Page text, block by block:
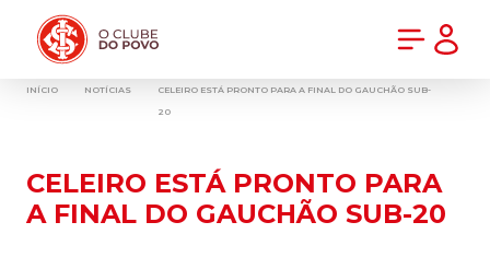
INÍCIO NOTÍCIAS
CELEIRO ESTÁ PRONTO PARA A FINAL DO GAUCHÃO SUB-
20
CELEIRO ESTÁ PRONTO PARA
A FINAL DO GAUCHÃO SUB-20